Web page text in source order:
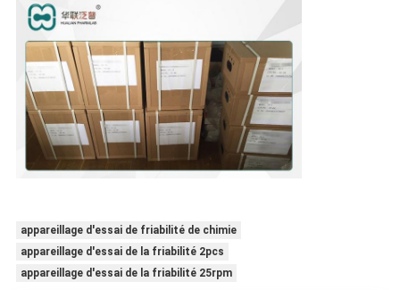
appareillage d'essai de friabilité de chimie
appareillage d'essai de la friabilité 2pcs
appareillage d'essai de la friabilité 25rpm